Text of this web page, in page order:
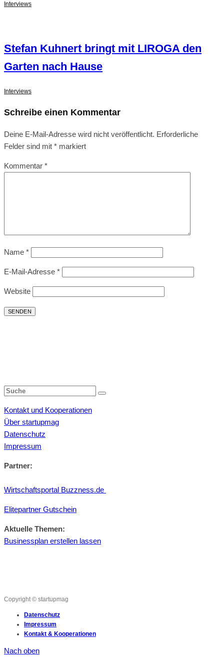
Interviews
Stefan Kuhnert bringt mit LIROGA den
Garten nach Hause
Interviews
Schreibe einen Kommentar
Deine E-Mail-Adresse wird nicht veröffentlicht. Erforderliche
Felder sind mit * markiert
Kommentar *
Name *
E-Mail-Adresse *
Website
Kontakt und Kooperationen
Über startupmag
Datenschutz
Impressum
Partner:
Wirtschaftsportal Buzzness.de
Elitepartner Gutschein
Aktuelle Themen:
Businessplan erstellen lassen
Copyright © startupmag
Datenschutz
Impressum
Kontakt & Kooperationen
Nach oben